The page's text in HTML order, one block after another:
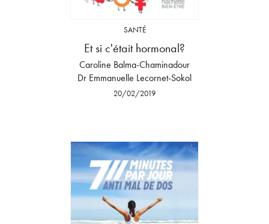
SANTÉ
Et si c'était hormonal?
Caroline Balma-Chaminadour
Dr Emmanuelle Lecornet-Sokol
20/02/2019